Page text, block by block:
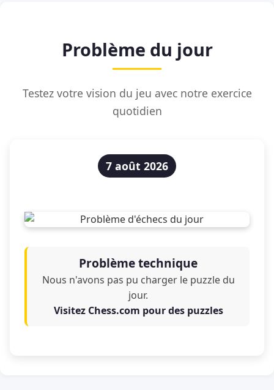
Problème du jour
Testez votre vision du jeu avec notre exercice
quotidien
7 août 2026
Problème technique
Nous n'avons pas pu charger le puzzle du
jour.
Visitez Chess.com pour des puzzles